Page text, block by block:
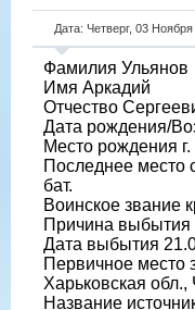
Дата: Четверг, 03
Фамилия Ульянов
Имя Аркадий
Отчество
Дата рождения/
Место рождения
Последнее место
бат.
Воинское звание
Причина выбытия
Дата выбытия
Первичное место
Харьковская обл.,
Название